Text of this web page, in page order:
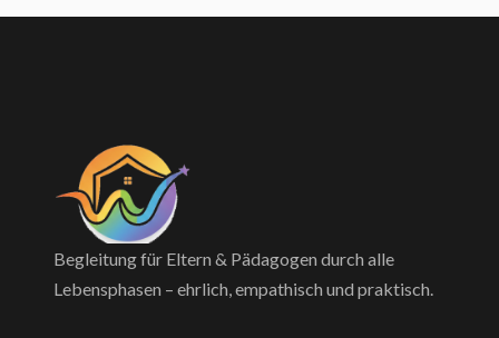
Begleitung für Eltern & Pädagogen durch alle
Lebensphasen – ehrlich, empathisch und praktisch.